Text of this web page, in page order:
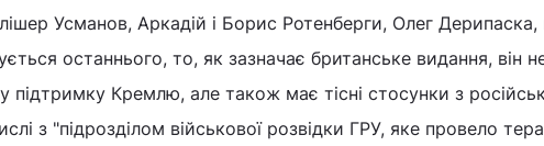
Усманов, Аркадій і Борис Ротенберги, Олег
останнього, то, як зазначає британське видання, він
підтримку Кремлю, але також має тісні стосунки з
з "підрозділом військової розвідки ГРУ, яке провело